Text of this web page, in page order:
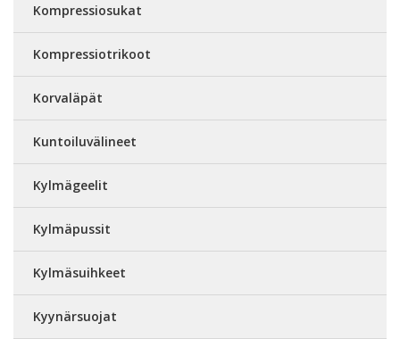
Kompressiosukat
Kompressiotrikoot
Korvaläpät
Kuntoiluvälineet
Kylmägeelit
Kylmäpussit
Kylmäsuihkeet
Kyynärsuojat